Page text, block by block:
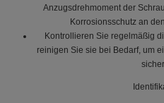
Anzugsdrehmoment der
Korrosionsschutz an
Kontrollieren Sie regelmäßig
reinigen Sie sie bei Bedarf, um